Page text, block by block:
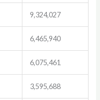
9,324,027
6,465,940
6,075,461
3,595,688